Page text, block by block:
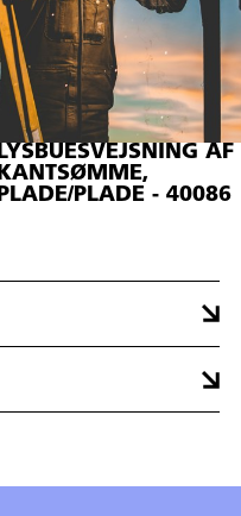
LYSBUESVEJSNING AF
KANTSØMME,
PLADE/PLADE - 40086